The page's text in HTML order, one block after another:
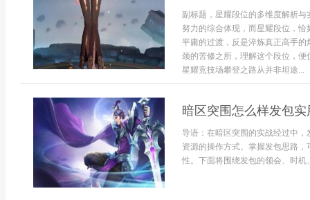
副标题，星耀段位的多维度解析
努力的综合体现，而星耀段位，
平庸的过渡，反是淬炼真正高手
颈的苦修之所，理解这个段位，
星耀竞技场攀登之路从并非坦途...
暗区突围怎么样发包
导语：在暗区突围的实战经过中
资源的操作方式。掌握发包思路
性。下面将围绕发包的领会、时机